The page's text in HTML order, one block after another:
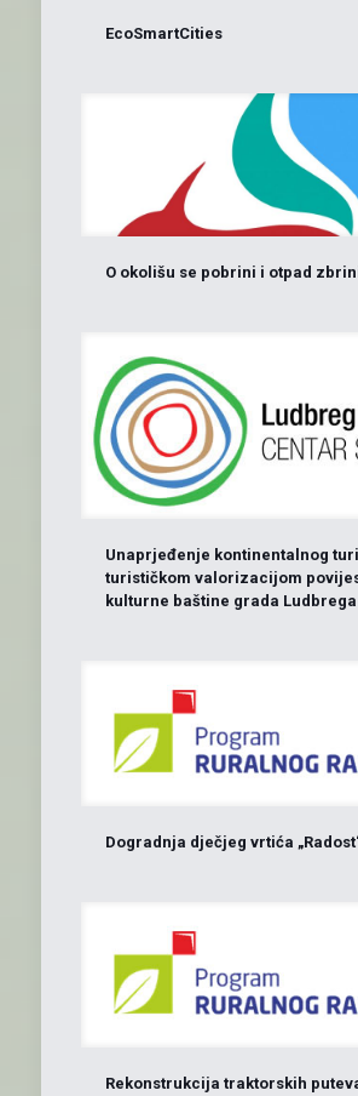
EcoSmartCities
O okolišu se pobrini i otpad
Unaprjeđenje kontinentalnog
turističkom valorizacijom
kulturne baštine grada Ludbrega
Dogradnja dječjeg vrtića
Rekonstrukcija traktorskih